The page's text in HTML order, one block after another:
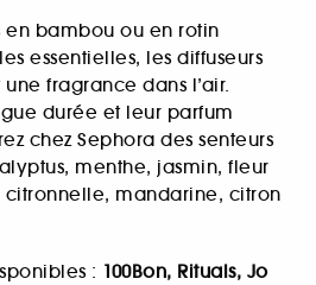
en bambou ou en rotin
essentielles, les diffuseurs
fragrance dans l’air.
durée et leur parfum
chez Sephora des senteurs
menthe, jasmin, fleur
citronnelle, mandarine, citron
: 100Bon, Rituals, Jo